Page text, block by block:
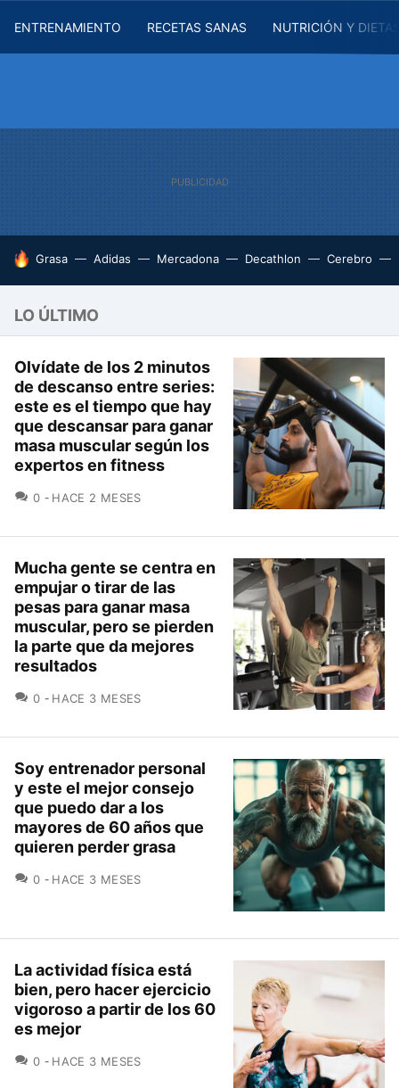
ENTRENAMIENTO RECETAS SANAS NUTRICIÓN Y
HOY SE HABLA DE
Grasa Adidas Mercadona Decathlon Cerebro
LO ÚLTIMO
Olvídate de los 2 minutos
de descanso entre series:
este es el tiempo que hay
que descansar para ganar
masa muscular según los
expertos en fitness
0 COMENTARIOS
HACE 2 MESES
Mucha gente se centra en
empujar o tirar de las
pesas para ganar masa
muscular, pero se pierden
la parte que da mejores
resultados
0 COMENTARIOS
HACE 3 MESES
Soy entrenador personal
y este el mejor consejo
que puedo dar a los
mayores de 60 años que
quieren perder grasa
0 COMENTARIOS
HACE 3 MESES
La actividad física está
bien, pero hacer ejercicio
vigoroso a partir de los 60
es mejor
0 COMENTARIOS
HACE 3 MESES